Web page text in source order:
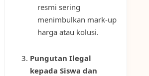
resmi sering
menimbulkan mark-up
harga atau kolusi.
Pungutan Ilegal
kepada Siswa dan